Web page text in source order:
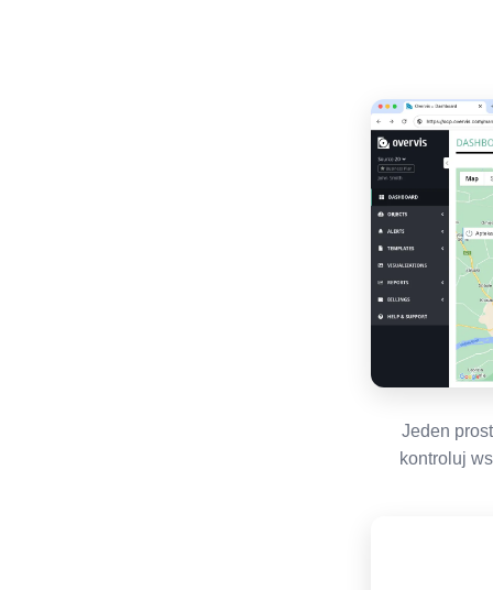
Jeden
kontroluj